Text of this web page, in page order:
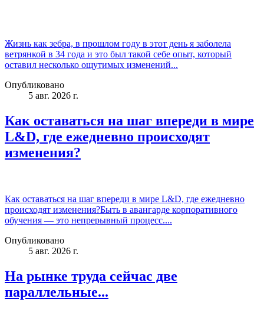
Жизнь как зебра, в прошлом году в этот день я заболела
ветрянкой в 34 года и это был такой себе опыт, который
оставил несколько ощутимых изменений...
Опубликовано
5 авг. 2026 г.
Как оставаться на шаг впереди в мире
L&D, где ежедневно происходят
изменения?
Как оставаться на шаг впереди в мире L&D, где ежедневно
происходят изменения?Быть в авангарде корпоративного
обучения — это непрерывный процесс....
Опубликовано
5 авг. 2026 г.
На рынке труда сейчас две
параллельные...